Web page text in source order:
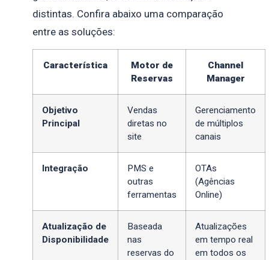
distintas. Confira abaixo uma comparação
entre as soluções:
Característica
Motor de
Reservas
Channel
Manager
Objetivo
Principal
Vendas
diretas no
site
Gerenciamento
de múltiplos
canais
Integração
PMS e
outras
ferramentas
OTAs
(Agências
Online)
Atualização de
Disponibilidade
Baseada
nas
reservas do
Atualizações
em tempo real
em todos os